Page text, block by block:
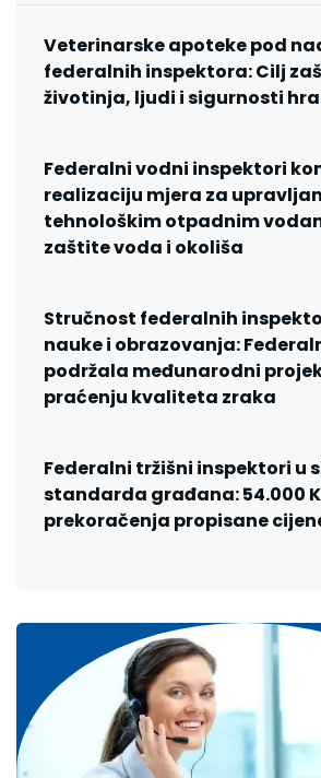
Veterinarske apoteke pod
federalnih inspektora: Cilj
životinja, ljudi i sigurnosti
Federalni vodni inspektori
realizaciju mjera za
tehnološkim otpadnim
zaštite voda i okoliša
Stručnost federalnih
nauke i obrazovanja:
podržala međunarodni
praćenju kvaliteta zraka
Federalni tržišni inspektori u
standarda građana: 54.000
prekoračenja propisane